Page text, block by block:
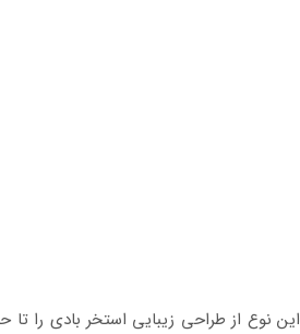
این نوع از طراحی زیبایی استخر بادی را